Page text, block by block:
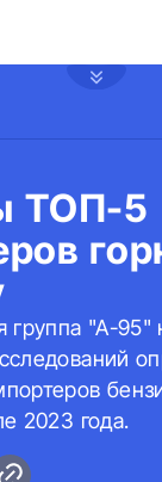
ТОП-5
группа "А-95"
2023 года.